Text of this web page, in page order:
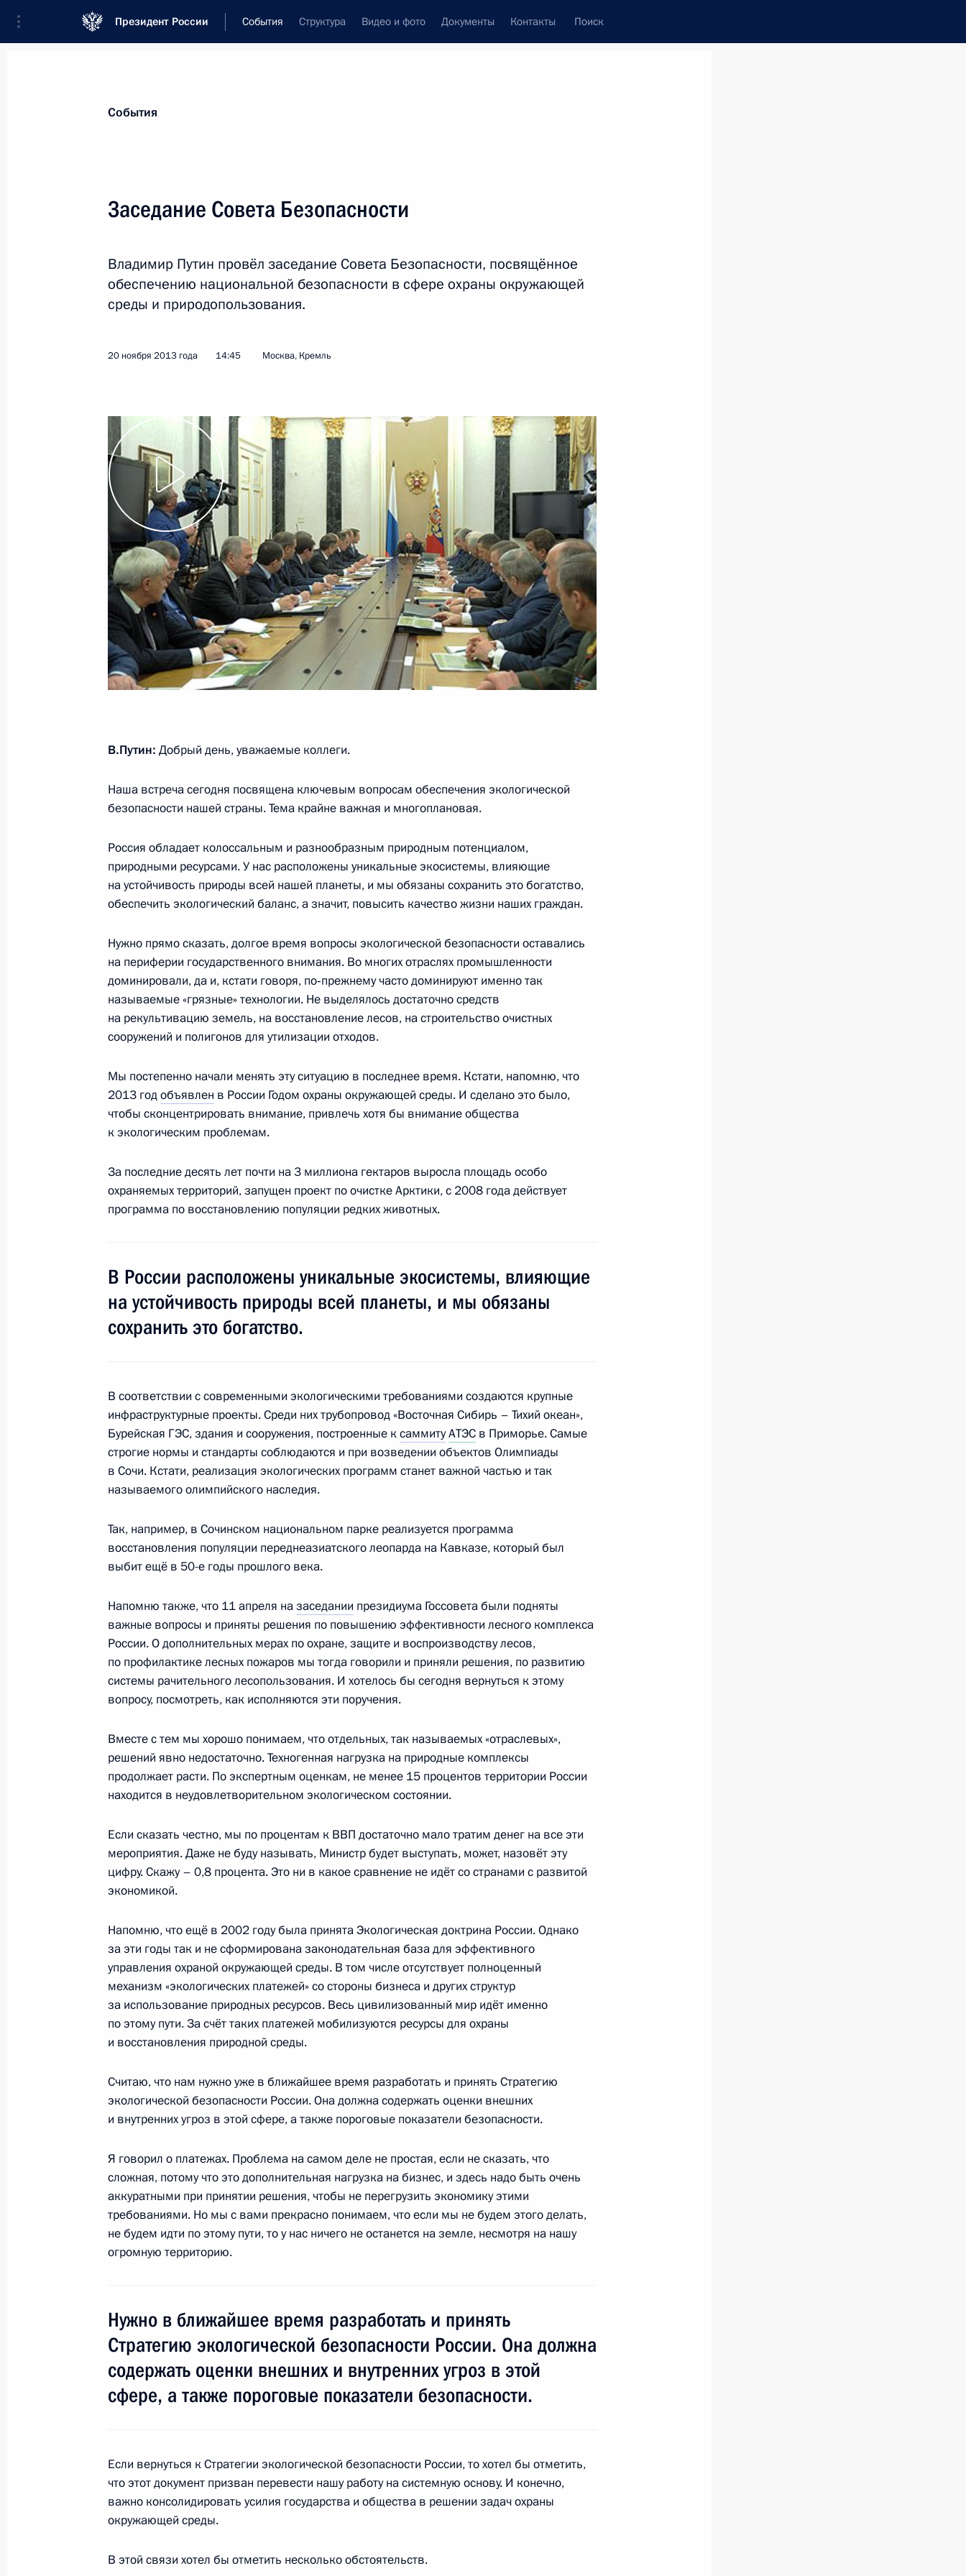
Президент России События Структура Видео и фото Документы Контакты Поиск
Новости
премии Николая Добронравова с 85-летием
22 ноября 2013 года, 09:00
21 ноября 2013 года, 22:00
Заседание президиума Экономического совета
21 ноября 2013 года, 19:00 Московская область, Ново-Огарёво
2 3м
Российское литературное собрание
21 ноября 2013 года, 16:30 Москва
Состоится визит Владимира Путина в Италию
21 ноября 2013 года, 12:00
20 ноября 2013 года, среда
Встреча с Премьер-министром Израиля Биньямином Нетаньяху
20 ноября 2013 года, 22:00 Москва, Кремль
11
Встреча с представителями непарламентских партий
20 ноября 2013 года, 18:30 Москва, Кремль
Заседание Совета Безопасности
20 ноября 2013 года, 14:45 Москва, Кремль
20 ноября 2013 года, 12:50 Москва, Кремль
20 ноября 2013 года, 12:00
Поздравление Майе Плисецкой с Днём рождения
19 ноября 2013 года, вторник
Встреча с Геннадием Зюгановым
19 ноября 2013 года, 17:00 Москва, Кремль
Представление офицеров, назначенных на высшие командные
должности
Открыта аккредитация журналистов на участие в пресс-
конференции Владимира Путина
19 ноября 2013 года, 15:00
Владимир Путин примет участие в четвертом заседании Совета
сотрудничества высшего уровня между Россией и Турцией (ССВУ)
18 ноября 2013 года, понедельник
дороги» Владимиром Якуниным
18 ноября 2013 года, 17:30 Московская область, Ново-Огарёво
Телефонный разговор с Президентом Ирана Хасаном Рухани
18 ноября 2013 года, 15:00
Рабочая встреча с директором Федеральной службы
по финансовому мониторингу Юрием Чиханчиным
17 ноября 2013 года, воскресенье
Соболезнования родным погибших в авиакатастрофе в Казани
Показать предыдущие материалы
Встреча с военнослужащими Военно-Морского Флота
26 июля 2026 года
События
Заседание Совета Безопасности
Владимир Путин провёл заседание Совета Безопасности, посвящённое
обеспечению национальной безопасности в сфере охраны окружающей
среды и природопользования.
20 ноября 2013 года 14:45 Москва, Кремль
В.Путин: Добрый день, уважаемые коллеги.
Наша встреча сегодня посвящена ключевым вопросам обеспечения экологической
безопасности нашей страны. Тема крайне важная и многоплановая.
Россия обладает колоссальным и разнообразным природным потенциалом,
природными ресурсами. У нас расположены уникальные экосистемы, влияющие
на устойчивость природы всей нашей планеты, и мы обязаны сохранить это богатство,
обеспечить экологический баланс, а значит, повысить качество жизни наших граждан.
Нужно прямо сказать, долгое время вопросы экологической безопасности оставались
на периферии государственного внимания. Во многих отраслях промышленности
доминировали, да и, кстати говоря, по‑прежнему часто доминируют именно так
называемые «грязные» технологии. Не выделялось достаточно средств
на рекультивацию земель, на восстановление лесов, на строительство очистных
сооружений и полигонов для утилизации отходов.
Мы постепенно начали менять эту ситуацию в последнее время. Кстати, напомню, что
2013 годобъявлен в России Годом охраны окружающей среды. И сделано это было,
чтобы сконцентрировать внимание, привлечь хотя бы внимание общества
к экологическим проблемам.
За последние десять лет почти на 3 миллиона гектаров выросла площадь особо
охраняемых территорий, запущен проект по очистке Арктики, с 2008 года действует
программа по восстановлению популяции редких животных.
В России расположены уникальные экосистемы, влияющие
на устойчивость природы всей планеты, и мы обязаны
сохранить это богатство.
В соответствии с современными экологическими требованиями создаются крупные
инфраструктурные проекты. Среди них трубопровод «Восточная Сибирь – Тихий океан»,
Бурейская ГЭС, здания и сооружения, построенные ксаммитуАТЭС в Приморье. Самые
строгие нормы и стандарты соблюдаются и при возведении объектов Олимпиады
в Сочи. Кстати, реализация экологических программ станет важной частью и так
называемого олимпийского наследия.
Так, например, в Сочинском национальном парке реализуется программа
восстановления популяции переднеазиатского леопарда на Кавказе, который был
выбит ещё в 50-е годы прошлого века.
Напомню также, что 11 апреля назаседании президиума Госсовета были подняты
важные вопросы и приняты решения по повышению эффективности лесного комплекса
России. О дополнительных мерах по охране, защите и воспроизводству лесов,
по профилактике лесных пожаров мы тогда говорили и приняли решения, по развитию
системы рачительного лесопользования. И хотелось бы сегодня вернуться к этому
вопросу, посмотреть, как исполняются эти поручения.
Вместе с тем мы хорошо понимаем, что отдельных, так называемых «отраслевых»,
решений явно недостаточно. Техногенная нагрузка на природные комплексы
продолжает расти. По экспертным оценкам, не менее 15 процентов территории России
находится в неудовлетворительном экологическом состоянии.
Если сказать честно, мы по процентам к ВВП достаточно мало тратим денег на все эти
мероприятия. Даже не буду называть, Министр будет выступать, может, назовёт эту
цифру. Скажу – 0,8 процента. Это ни в какое сравнение не идёт со странами с развитой
экономикой.
Напомню, что ещё в 2002 году была принята Экологическая доктрина России. Однако
за эти годы так и не сформирована законодательная база для эффективного
управления охраной окружающей среды. В том числе отсутствует полноценный
механизм «экологических платежей» со стороны бизнеса и других структур
за использование природных ресурсов. Весь цивилизованный мир идёт именно
по этому пути. За счёт таких платежей мобилизуются ресурсы для охраны
и восстановления природной среды.
Считаю, что нам нужно уже в ближайшее время разработать и принять Стратегию
экологической безопасности России. Она должна содержать оценки внешних
и внутренних угроз в этой сфере, а также пороговые показатели безопасности.
Я говорил о платежах. Проблема на самом деле не простая, если не сказать, что
сложная, потому что это дополнительная нагрузка на бизнес, и здесь надо быть очень
аккуратными при принятии решения, чтобы не перегрузить экономику этими
требованиями. Но мы с вами прекрасно понимаем, что если мы не будем этого делать,
не будем идти по этому пути, то у нас ничего не останется на земле, несмотря на нашу
огромную территорию.
Нужно в ближайшее время разработать и принять
Стратегию экологической безопасности России. Она должна
содержать оценки внешних и внутренних угроз в этой
сфере, а также пороговые показатели безопасности.
Если вернуться к Стратегии экологической безопасности России, то хотел бы отметить,
что этот документ призван перевести нашу работу на системную основу. И конечно,
важно консолидировать усилия государства и общества в решении задач охраны
окружающей среды.
В этой связи хотел бы отметить несколько обстоятельств.